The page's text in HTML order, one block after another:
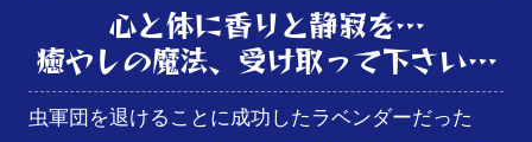
心と体に香りと静寂を…
癒やしの魔法、受け取って下さい…
虫軍団を退けることに成功したラベンダーだった